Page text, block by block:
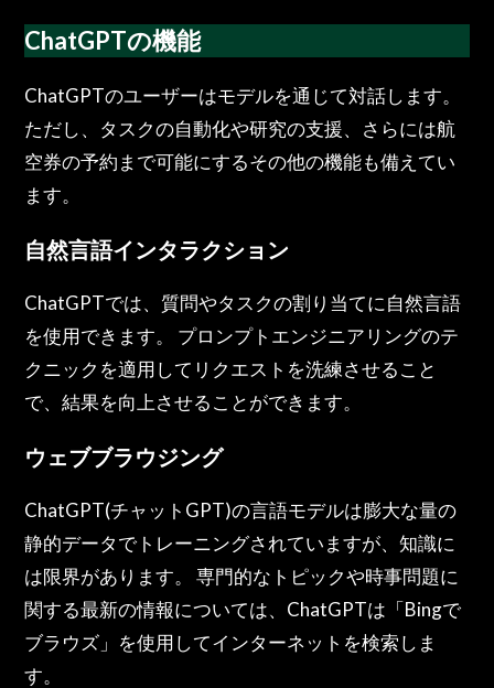
ChatGPTの機能
ChatGPTのユーザーはモデルを通じて対話します。
ただし、タスクの自動化や研究の支援、さらには航
空券の予約まで可能にするその他の機能も備えてい
ます。
自然言語インタラクション
ChatGPTでは、質問やタスクの割り当てに自然言語
を使用できます。 プロンプトエンジニアリングのテ
クニックを適用してリクエストを洗練させること
で、結果を向上させることができます。
ウェブブラウジング
ChatGPT(チャットGPT)の言語モデルは膨大な量の
静的データでトレーニングされていますが、知識に
は限界があります。 専門的なトピックや時事問題に
関する最新の情報については、ChatGPTは「Bingで
ブラウズ」を使用してインターネットを検索しま
す。